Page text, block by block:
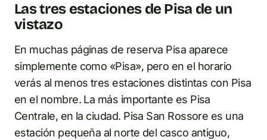
Las tres estaciones de Pisa de un
vistazo
En muchas páginas de reserva Pisa aparece
simplemente como «Pisa», pero en el horario
verás al menos tres estaciones distintas con Pisa
en el nombre. La más importante es Pisa
Centrale, en la ciudad. Pisa San Rossore es una
estación pequeña al norte del casco antiguo,